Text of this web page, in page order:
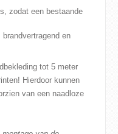
zodat een bestaande
en
tot 5 meter
Hierdoor kunnen
van een naadloze